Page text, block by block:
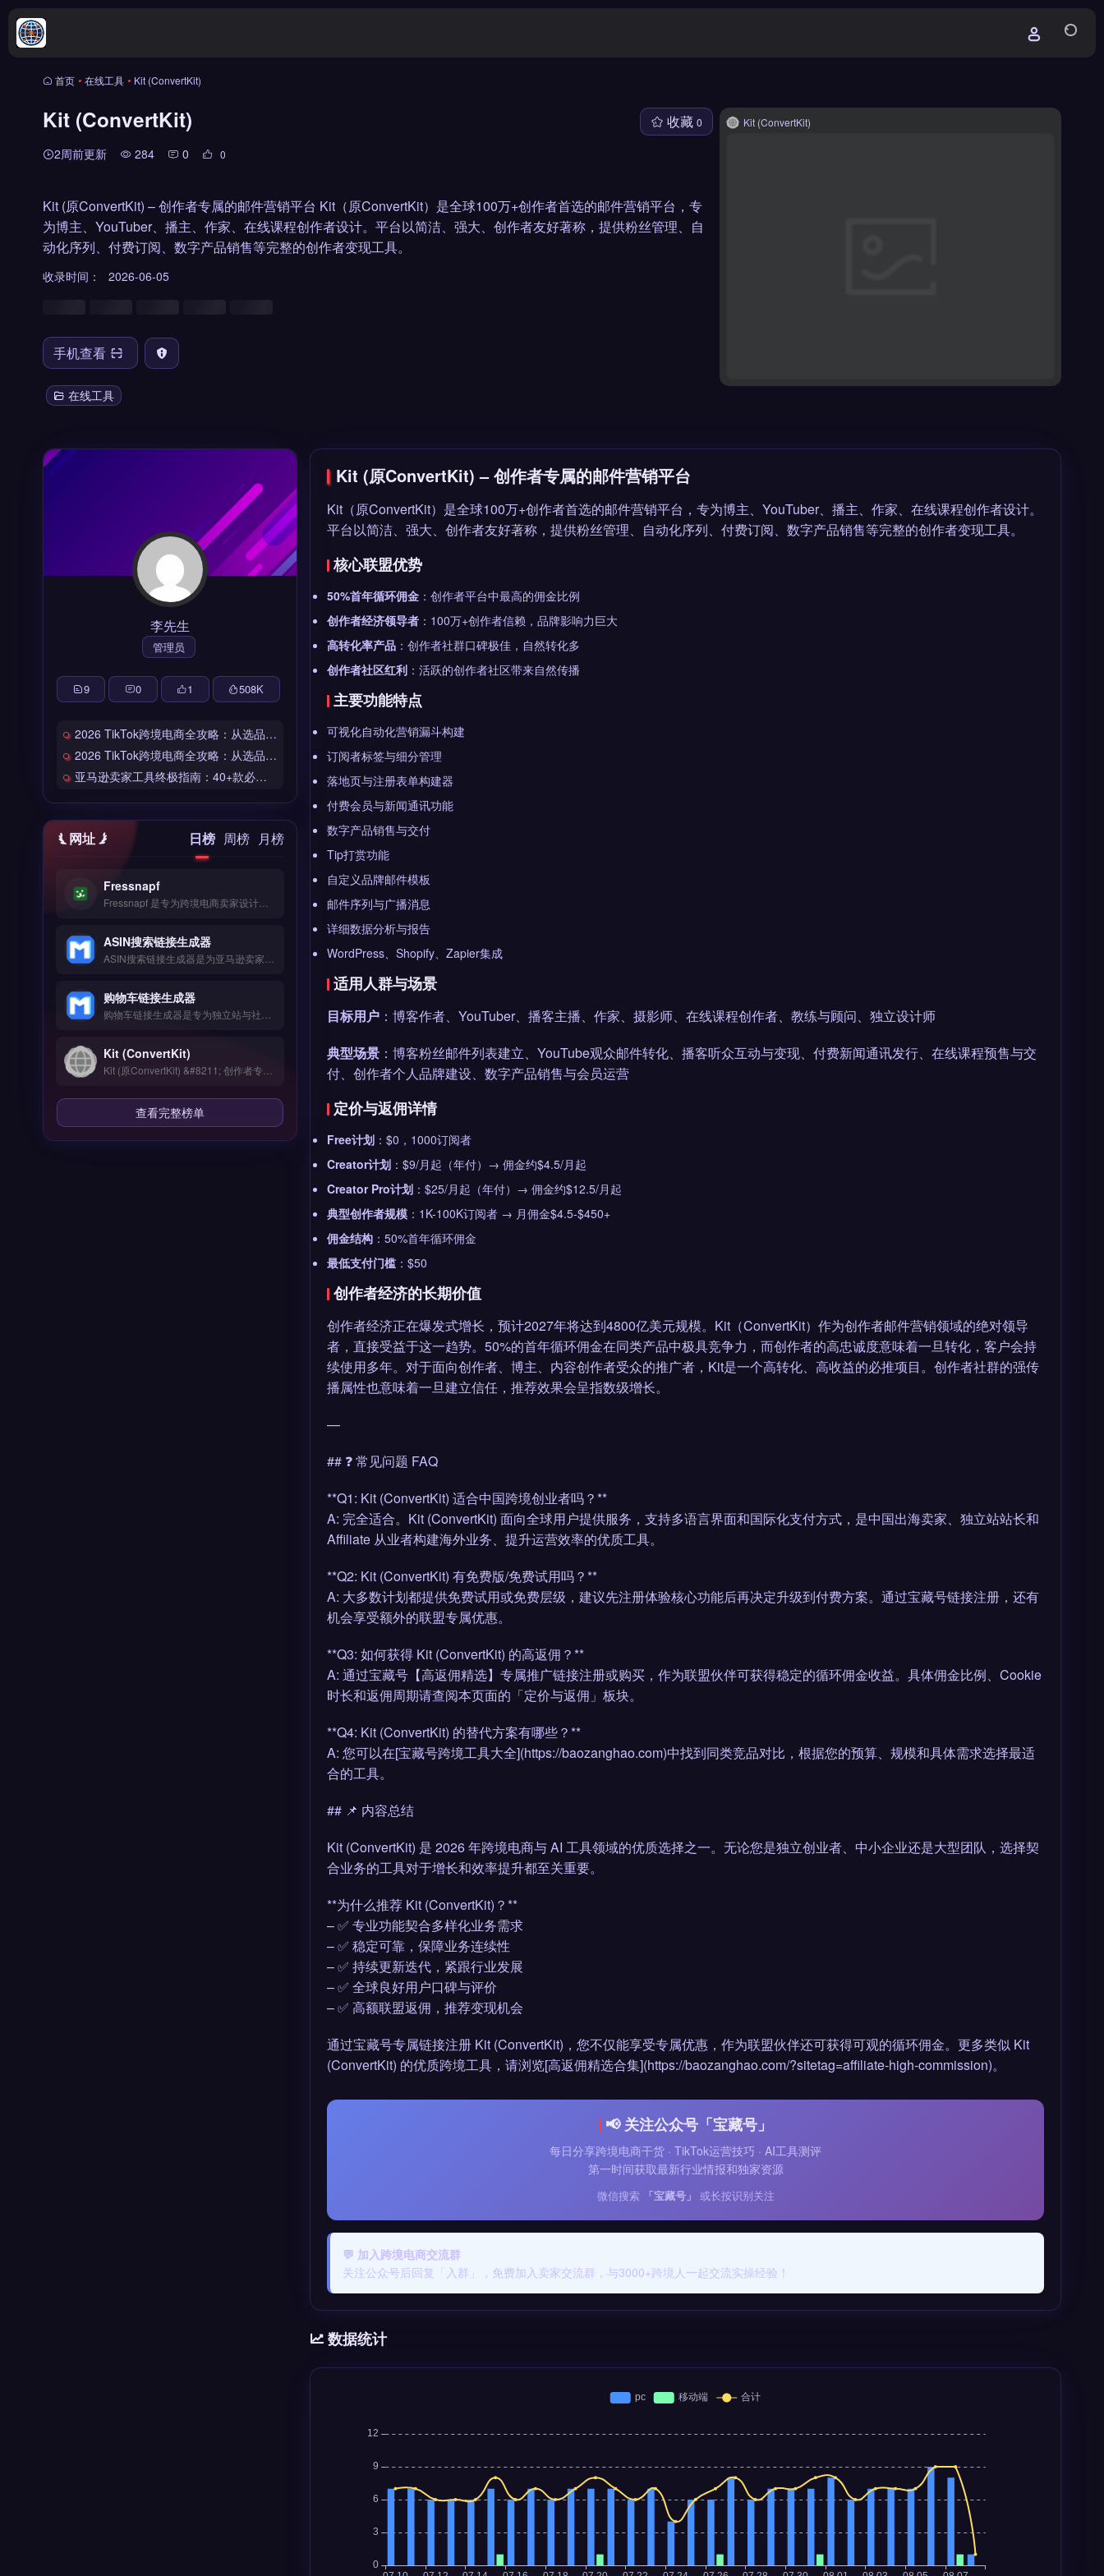
首页 • 在线工具 • Kit (ConvertKit)
Kit (ConvertKit)
2周前更新 284 0 0
收藏 0
Kit (原ConvertKit) – 创作者专属的邮件营销平台 Kit（原ConvertKit）是全球100万+创作者首选的邮件营销平台，专
为博主、YouTuber、播主、作家、在线课程创作者设计。平台以简洁、强大、创作者友好著称，提供粉丝管理、自
动化序列、付费订阅、数字产品销售等完整的创作者变现工具。
收录时间： 2026-06-05
手机查看
在线工具
Kit (ConvertKit)
Kit (原ConvertKit) – 创作者专属的邮件营销平台
Kit（原ConvertKit）是全球100万+创作者首选的邮件营销平台，专为博主、YouTuber、播主、作家、在线课程创作者设计。
平台以简洁、强大、创作者友好著称，提供粉丝管理、自动化序列、付费订阅、数字产品销售等完整的创作者变现工具。
核心联盟优势
50%首年循环佣金 ：创作者平台中最高的佣金比例
创作者经济领导者 ：100万+创作者信赖，品牌影响力巨大
高转化率产品 ：创作者社群口碑极佳，自然转化多
创作者社区红利 ：活跃的创作者社区带来自然传播
主要功能特点
可视化自动化营销漏斗构建
订阅者标签与细分管理
落地页与注册表单构建器
付费会员与新闻通讯功能
数字产品销售与交付
Tip打赏功能
自定义品牌邮件模板
邮件序列与广播消息
详细数据分析与报告
WordPress、Shopify、Zapier集成
适用人群与场景
目标用户 ：博客作者、YouTuber、播客主播、作家、摄影师、在线课程创作者、教练与顾问、独立设计师
典型场景 ：博客粉丝邮件列表建立、YouTube观众邮件转化、播客听众互动与变现、付费新闻通讯发行、在线课程预售与交
付、创作者个人品牌建设、数字产品销售与会员运营
定价与返佣详情
Free计划 ：$0，1000订阅者
Creator计划 ：$9/月起（年付）→ 佣金约$4.5/月起
Creator Pro计划 ：$25/月起（年付）→ 佣金约$12.5/月起
典型创作者规模 ：1K-100K订阅者 → 月佣金$4.5-$450+
佣金结构 ：50%首年循环佣金
最低支付门槛 ：$50
创作者经济的长期价值
创作者经济正在爆发式增长，预计2027年将达到4800亿美元规模。Kit（ConvertKit）作为创作者邮件营销领域的绝对领导
者，直接受益于这一趋势。50%的首年循环佣金在同类产品中极具竞争力，而创作者的高忠诚度意味着一旦转化，客户会持
续使用多年。对于面向创作者、博主、内容创作者受众的推广者，Kit是一个高转化、高收益的必推项目。创作者社群的强传
播属性也意味着一旦建立信任，推荐效果会呈指数级增长。
—
## ❓ 常见问题 FAQ
**Q1: Kit (ConvertKit) 适合中国跨境创业者吗？**
A: 完全适合。Kit (ConvertKit) 面向全球用户提供服务，支持多语言界面和国际化支付方式，是中国出海卖家、独立站站长和
Affiliate 从业者构建海外业务、提升运营效率的优质工具。
**Q2: Kit (ConvertKit) 有免费版/免费试用吗？**
A: 大多数计划都提供免费试用或免费层级，建议先注册体验核心功能后再决定升级到付费方案。通过宝藏号链接注册，还有
机会享受额外的联盟专属优惠。
**Q3: 如何获得 Kit (ConvertKit) 的高返佣？**
A: 通过宝藏号【高返佣精选】专属推广链接注册或购买，作为联盟伙伴可获得稳定的循环佣金收益。具体佣金比例、Cookie
时长和返佣周期请查阅本页面的「定价与返佣」板块。
**Q4: Kit (ConvertKit) 的替代方案有哪些？**
A: 您可以在[宝藏号跨境工具大全](https://baozanghao.com)中找到同类竞品对比，根据您的预算、规模和具体需求选择最适
合的工具。
## 📌 内容总结
Kit (ConvertKit) 是 2026 年跨境电商与 AI 工具领域的优质选择之一。无论您是独立创业者、中小企业还是大型团队，选择契
合业务的工具对于增长和效率提升都至关重要。
**为什么推荐 Kit (ConvertKit)？**
– ✅ 专业功能契合多样化业务需求
– ✅ 稳定可靠，保障业务连续性
– ✅ 持续更新迭代，紧跟行业发展
– ✅ 全球良好用户口碑与评价
– ✅ 高额联盟返佣，推荐变现机会
通过宝藏号专属链接注册 Kit (ConvertKit)，您不仅能享受专属优惠，作为联盟伙伴还可获得可观的循环佣金。更多类似 Kit
(ConvertKit) 的优质跨境工具，请浏览[高返佣精选合集](https://baozanghao.com/?sitetag=affiliate-high-commission)。
📢 关注公众号「宝藏号」
每日分享跨境电商干货 · TikTok运营技巧 · AI工具测评
第一时间获取最新行业情报和独家资源
微信搜索 「宝藏号」 或长按识别关注
💬 加入跨境电商交流群
关注公众号后回复「入群」，免费加入卖家交流群，与3000+跨境人一起交流实操经验！
数据统计
李先生
管理员
9 0 1 508K
2026 TikTok跨境电商全攻略：从选品到爆单的完整工具链
2026 TikTok跨境电商全攻略：从选品到爆单的完整工具链
亚马逊卖家工具终极指南：40+款必备工具全链路解析
网址 日榜 周榜 月榜
Fressnapf
ASIN搜索链接生成器
购物车链接生成器
Kit (ConvertKit)
查看完整榜单